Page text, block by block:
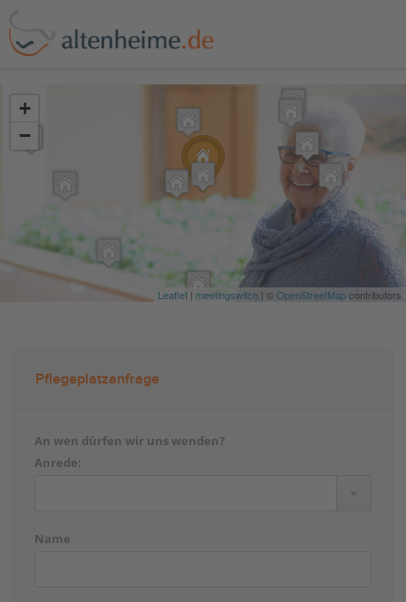
+
−
Leaflet | meetingswitch | ©OpenStreetMapcontributors
Pflegeplatzanfrage
An wen dürfen wir uns wenden?
Anrede:
Name